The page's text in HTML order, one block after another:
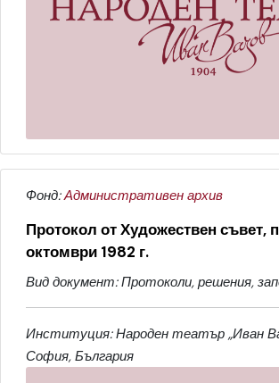
Фонд:Административен архив
Протокол от Художествен съвет,
октомври 1982 г.
Вид документ: Протоколи, решения,
Институция: Народен театър „Иван
София, България